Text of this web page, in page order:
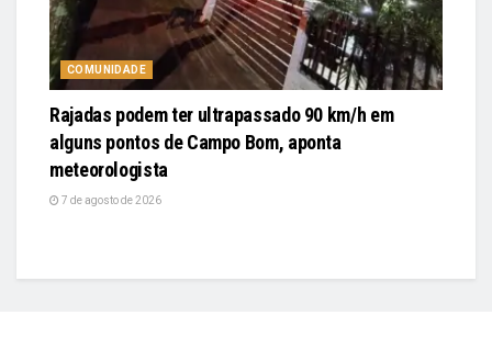
COMUNIDADE
Rajadas podem ter ultrapassado 90 km/h em
alguns pontos de Campo Bom, aponta
meteorologista
7 de agosto de 2026